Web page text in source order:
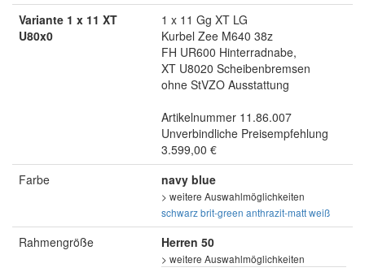
Variante 1 x 11 XT
U80x0
1 x 11 Gg XT LG
Kurbel Zee M640 38z
FH UR600 Hinterradnabe,
XT U8020 Scheibenbremsen
ohne StVZO Ausstattung
Artikelnummer 11.86.007
Unverbindliche Preisempfehlung
3.599,00 €
Farbe
navy blue
> weitere Auswahlmöglichkeiten
schwarzbrit-green anthrazit-mattweiß
Rahmengröße Herren 50
> weitere Auswahlmöglichkeiten